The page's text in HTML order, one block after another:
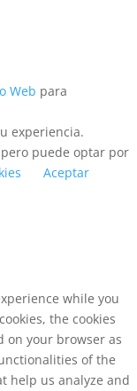
Web para
experiencia.
puede optar por
Aceptar
while you
the cookies
on your browser as
of the
help us analyze and